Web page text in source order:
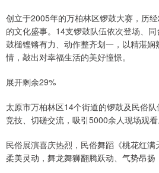
创立于2005年的万柏林区锣鼓大赛，历
的文化盛事。14支锣鼓队伍依次登场、同
鼓槌铿锵有力、动作整齐划一，以精湛
情，敲出对幸福生活的美好憧憬。
展开剩余29%
太原市万柏林区14个街道的锣鼓及民俗
竞技、切磋交流，吸引5000余人现场观
民俗展演喜庆热烈，民俗舞蹈《桃花红满
柔美灵动，舞龙舞狮翻腾跃动、气势昂扬